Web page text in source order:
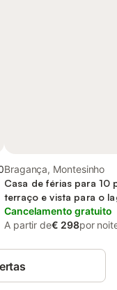
Bragança, Montesinho
Casa de férias para 10
terraço e vista para o
Cancelamento gratuito
A partir de€ 298por